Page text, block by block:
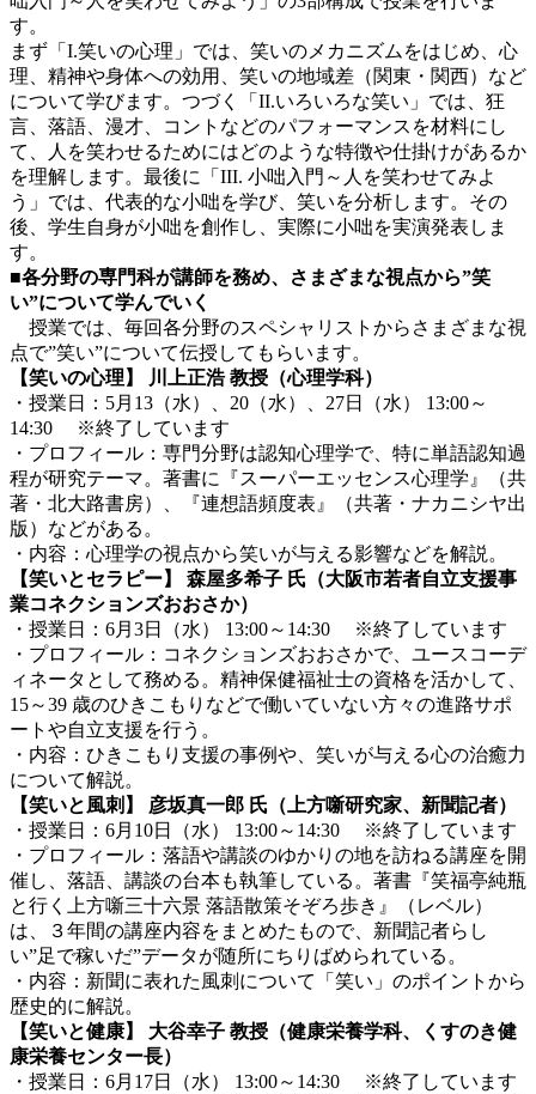
す。
まず「I.笑いの心理」では、笑いのメカニズムをはじめ、心
理、精神や身体への効用、笑いの地域差（関東・関西）など
について学びます。つづく「II.いろいろな笑い」では、狂
言、落語、漫才、コントなどのパフォーマンスを材料にし
て、人を笑わせるためにはどのような特徴や仕掛けがあるか
を理解します。最後に「III. 小咄入門～人を笑わせてみよ
う」では、代表的な小咄を学び、笑いを分析します。その
後、学生自身が小咄を創作し、実際に小咄を実演発表しま
す。
■各分野の専門科が講師を務め、さまざまな視点から”笑
い”について学んでいく
授業では、毎回各分野のスペシャリストからさまざまな視
点で”笑い”について伝授してもらいます。
【笑いの心理】 川上正浩 教授（心理学科）
・授業日：5月13（水）、20（水）、27日（水） 13:00～
14:30 ※終了しています
・プロフィール：専門分野は認知心理学で、特に単語認知過
程が研究テーマ。著書に『スーパーエッセンス心理学』（共
著・北大路書房）、『連想語頻度表』（共著・ナカニシヤ出
版）などがある。
・内容：心理学の視点から笑いが与える影響などを解説。
【笑いとセラピー】 森屋多希子 氏（大阪市若者自立支援事
業コネクションズおおさか）
・授業日：6月3日（水） 13:00～14:30 ※終了しています
・プロフィール：コネクションズおおさかで、ユースコーデ
ィネータとして務める。精神保健福祉士の資格を活かして、
15～39 歳のひきこもりなどで働いていない方々の進路サポ
ートや自立支援を行う。
・内容：ひきこもり支援の事例や、笑いが与える心の治癒力
について解説。
【笑いと風刺】 彦坂真一郎 氏（上方噺研究家、新聞記者）
・授業日：6月10日（水） 13:00～14:30 ※終了しています
・プロフィール：落語や講談のゆかりの地を訪ねる講座を開
催し、落語、講談の台本も執筆している。著書『笑福亭純瓶
と行く上方噺三十六景 落語散策そぞろ歩き』（レベル）
は、３年間の講座内容をまとめたもので、新聞記者らし
い”足で稼いだ”データが随所にちりばめられている。
・内容：新聞に表れた風刺について「笑い」のポイントから
歴史的に解説。
【笑いと健康】 大谷幸子 教授（健康栄養学科、くすのき健
康栄養センター長）
・授業日：6月17日（水） 13:00～14:30 ※終了しています